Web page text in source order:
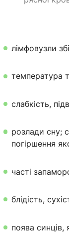
лімфовузли
температура
слабкість,
розлади сну;
погіршення
часті
блідість,
поява синців,